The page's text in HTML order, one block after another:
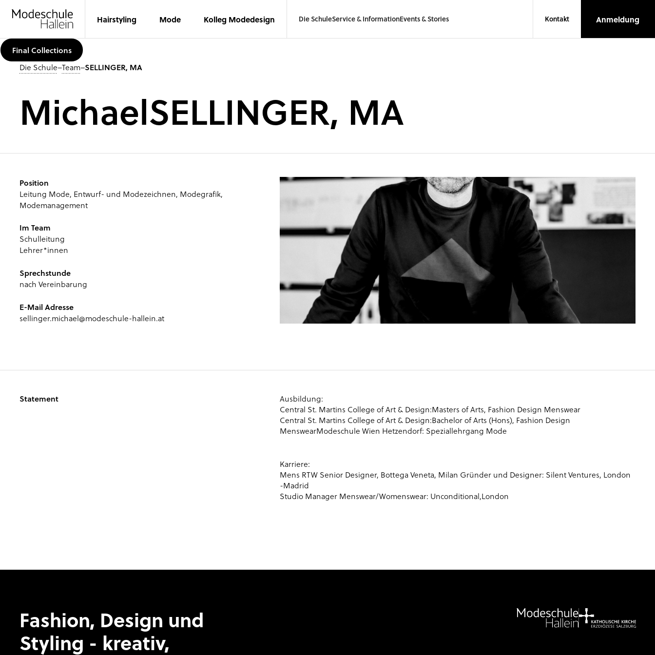
Hairstyling Mode Kolleg Modedesign Die SchuleService & InformationEvents & Stories Kontakt Anmeldung
Final Collections
Die Schule–Team–SELLINGER, MA
MichaelSELLINGER, MA
Position
Leitung Mode, Entwurf- und Modezeichnen, Modegrafik,
Modemanagement
Im Team
Schulleitung
Lehrer*innen
Sprechstunde
nach Vereinbarung
E-Mail Adresse
sellinger.michael@modeschule-hallein.at
Statement
Ausbildung:
Central St. Martins College of Art & Design:Masters of Arts, Fashion Design Menswear
Central St. Martins College of Art & Design:Bachelor of Arts (Hons), Fashion Design
MenswearModeschule Wien Hetzendorf: Speziallehrgang Mode
Karriere:
Mens RTW Senior Designer, Bottega Veneta, Milan Gründer und Designer: Silent Ventures, London
-Madrid
Studio Manager Menswear/Womenswear: Unconditional,London
Fashion, Design und
Styling - kreativ,